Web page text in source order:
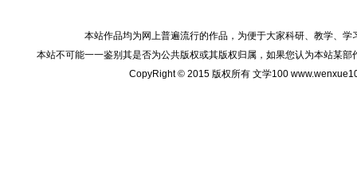
本站作品均为网上普遍流行的作品，为便于大家科研、教学、
本站不可能一一鉴别其是否为公共版权或其版权归属，如果您认为本站某
CopyRight © 2015 版权所有 文学100